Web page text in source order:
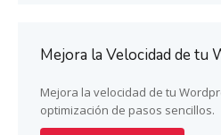
Mejora la Velocidad de tu
Mejora la velocidad de tu
optimización de pasos sencillos.